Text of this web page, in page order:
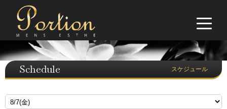
Schedule スケジュール